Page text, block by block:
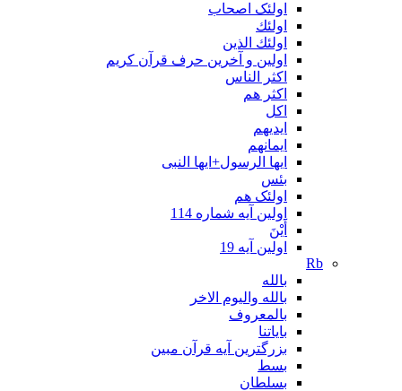
اولئک اصحاب
اولئك
اولئك الذين
اولین و آخرین حرف قرآن کریم
اکثر الناس
اکثر هم
اکل
ایدیهم
ایمانهم
ایها الرسول+ایها النبی
بئس
اولئک هم
اولین آیه شماره 114
أَيْنَ
اولین آیه 19
Rb
بالله
بالله والیوم الاخر
بالمعروف
بایاتنا
بزرگترین آیه قرآن مبین
بسط
بسلطان